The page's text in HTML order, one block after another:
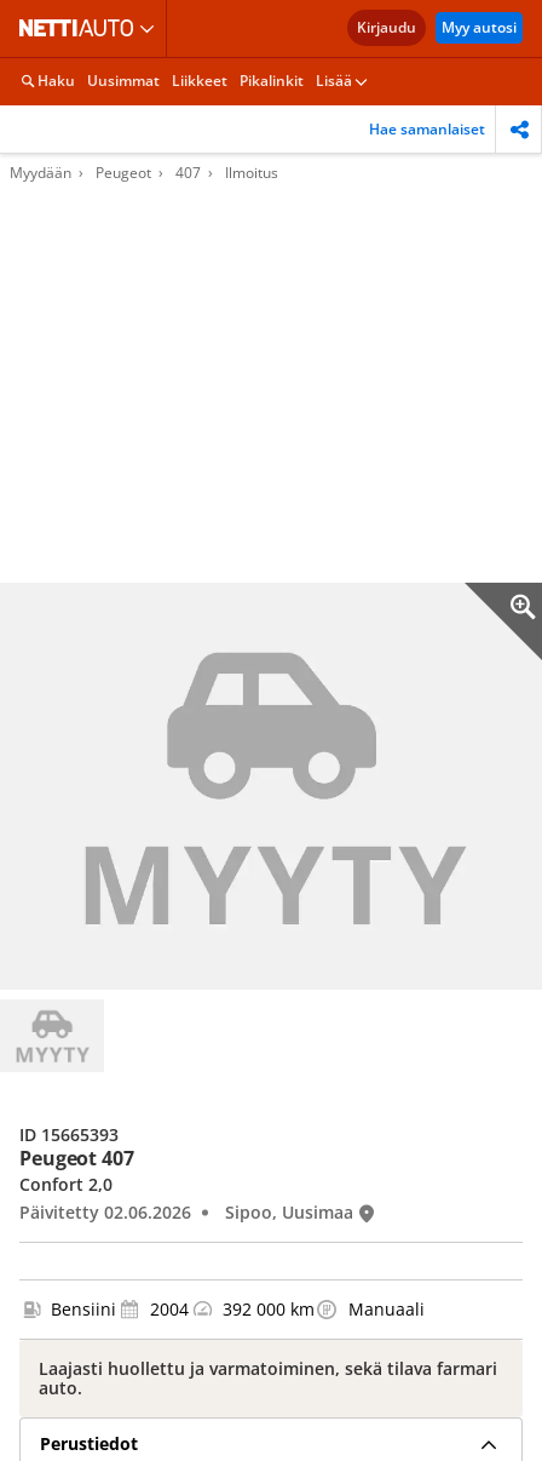
Kirjaudu Myy autosi
Haku Uusimmat Liikkeet Pikalinkit Lisää
Hae samanlaiset
Myydään Peugeot 407 Ilmoitus
Peugeot 407
Confort 2,0
Päivitetty 02.06.2026
Sipoo, Uusimaa
ID 15665393
Bensiini 2004 392 000 km Manuaali
Laajasti huollettu ja varmatoiminen, sekä tilava farmari
auto.
Perustiedot